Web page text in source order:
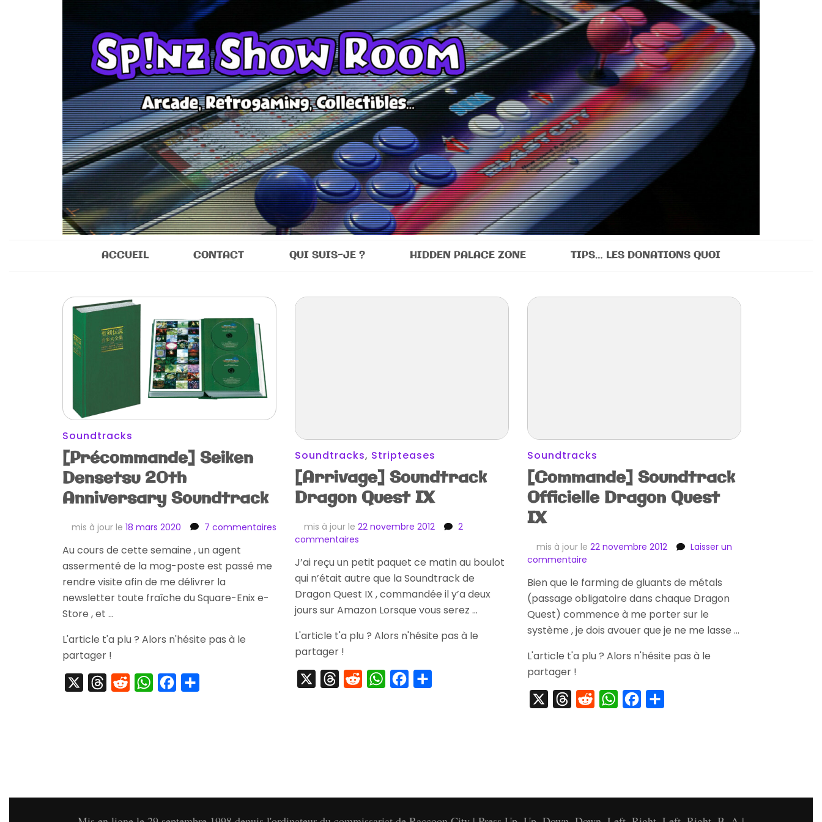
Sp!nz Show Room
ACCUEIL CONTACT QUI SUIS-JE ? HIDDEN PALACE ZONE TIPS… LES DONATIONS QUOI
Soundtracks
[Précommande] Seiken
Densetsu 20th
Anniversary Soundtrack
mis à jour le 18 mars 2020 7 commentaires
[Précommande]
Densetsu
20th
Anniversary
Soundtrack
Au cours de cette semaine , un agent
assermenté de la mog-poste est passé me
rendre visite afin de me délivrer la
newsletter toute fraîche du Square-Enix e-
Store , et …
L'article t'a plu ? Alors n'hésite pas à le
partager !
ThreadsRedditWhatsAppFacebook
Soundtracks, Stripteases
[Arrivage] Soundtrack
Dragon Quest IX
mis à jour le 22 novembre 2012
2
commentairessur
Soundtrack
Dragon
Quest
J’ai reçu un petit paquet ce matin au boulot
qui n’était autre que la Soundtrack de
Dragon Quest IX , commandée il y’a deux
jours sur Amazon Lorsque vous serez …
L'article t'a plu ? Alors n'hésite pas à le
partager !
ThreadsRedditWhatsAppFacebook
Soundtracks
[Commande] Soundtrack
Officielle Dragon Quest
IX
mis à jour le 22 novembre 2012
Laisser un
commentairesur
Soundtrack
Officielle
Dragon
Quest
IX
Bien que le farming de gluants de métals
(passage obligatoire dans chaque Dragon
Quest) commence à me porter sur le
système , je dois avouer que je ne me lasse …
L'article t'a plu ? Alors n'hésite pas à le
partager !
ThreadsRedditWhatsAppFacebook